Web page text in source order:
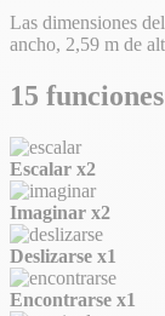
Las dimensiones
ancho, 2,59 m de
15
Escalar x2
Imaginar x2
Deslizarse x1
Encontrarse x1